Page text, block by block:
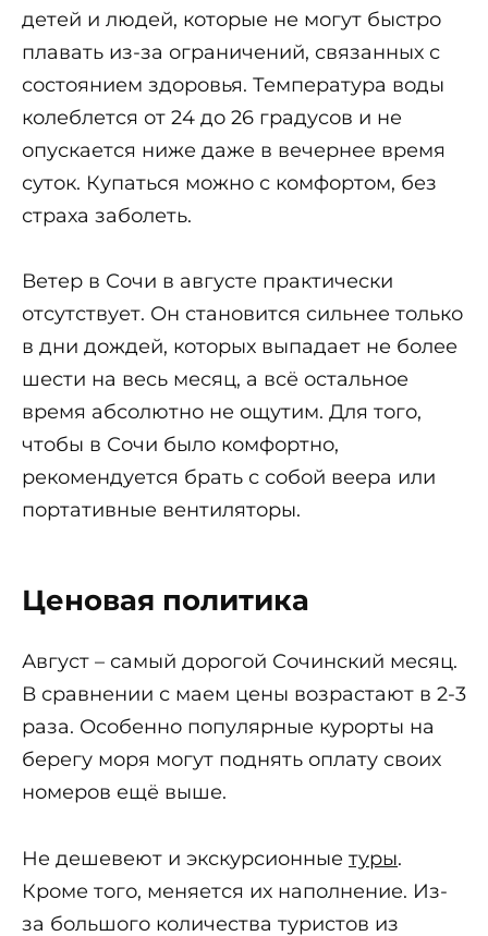
детей и людей, которые не могут быстро
плавать из-за ограничений, связанных с
состоянием здоровья. Температура воды
колеблется от 24 до 26 градусов и не
опускается ниже даже в вечернее время
суток. Купаться можно с комфортом, без
страха заболеть.
Ветер в Сочи в августе практически
отсутствует. Он становится сильнее только
в дни дождей, которых выпадает не более
шести на весь месяц, а всё остальное
время абсолютно не ощутим. Для того,
чтобы в Сочи было комфортно,
рекомендуется брать с собой веера или
портативные вентиляторы.
Ценовая политика
Август – самый дорогой Сочинский месяц.
В сравнении с маем цены возрастают в 2-3
раза. Особенно популярные курорты на
берегу моря могут поднять оплату своих
номеров ещё выше.
Не дешевеют и экскурсионные туры.
Кроме того, меняется их наполнение. Из-
за большого количества туристов из